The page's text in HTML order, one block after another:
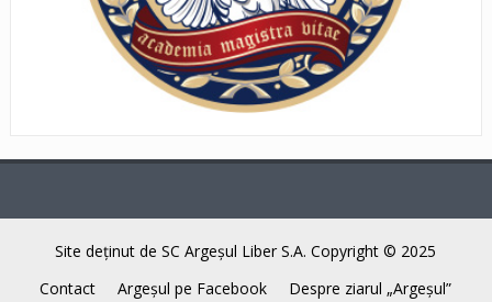
Site deţinut de SC Argeşul Liber S.A. Copyright © 2025
Contact
Argeşul pe Facebook Despre ziarul „Argeşul”